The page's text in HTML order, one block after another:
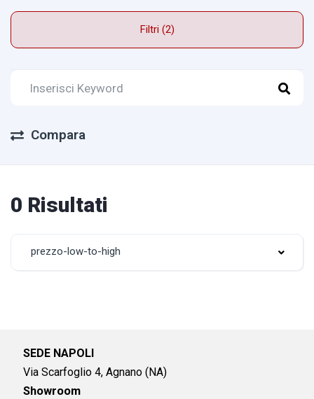
Filtri (2)
Compara
0 Risultati
prezzo-low-to-high
SEDE NAPOLI
Via Scarfoglio 4, Agnano (NA)
Showroom